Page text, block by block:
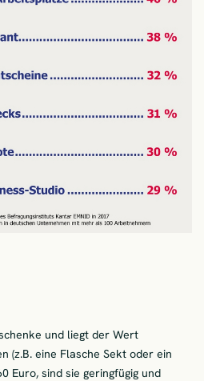
und liegt der Wert
(z.B. eine Flasche Sekt oder ein
Euro, sind sie geringfügig und